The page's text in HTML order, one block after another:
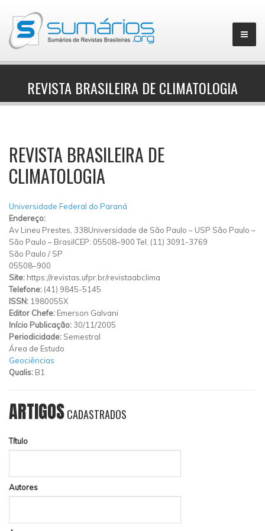
▼
REVISTA BRASILEIRA DE CLIMATOLOGIA
REVISTA BRASILEIRA DE
CLIMATOLOGIA
Universidade Federal do Paraná
Endereço:
Av Lineu Prestes, 338Universidade de São Paulo – USP São Paulo –
São Paulo – BrasilCEP: 05508–900 Tel. (11) 3091-3769
São Paulo / SP
05508–900
Site: https://revistas.ufpr.br/revistaabclima
Telefone: (41) 9845-5145
ISSN: 1980055X
Editor Chefe: Emerson Galvani
Início Publicação: 30/11/2005
Periodicidade: Semestral
Área de Estudo
Geociências
Qualis: B1
ARTIGOSCADASTRADOS
Título
Autores